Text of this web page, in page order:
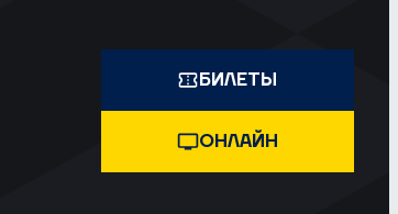
БИЛЕТЫ
ОНЛАЙН